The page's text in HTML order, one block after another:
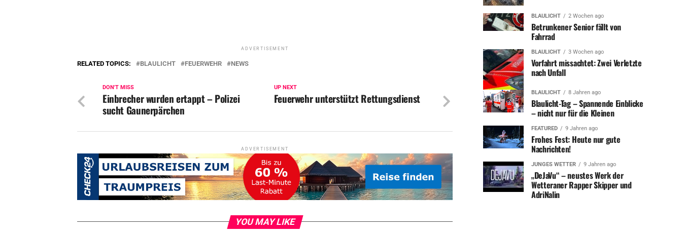
ADVERTISEMENT
RELATED TOPICS: BLAULICHT FEUERWEHR NEWS
UP NEXT
Feuerwehr unterstützt Rettungsdienst
DON'T MISS
Einbrecher wurden ertappt – Polizei
sucht Gaunerpärchen
ADVERTISEMENT
YOU MAY LIKE
BLAULICHT 2 Wochen ago
Betrunkener Senior fällt von
Fahrrad
BLAULICHT 3 Wochen ago
Vorfahrt missachtet: Zwei Verletzte
nach Unfall
BLAULICHT 8 Jahren ago
Blaulicht-Tag – Spannende Einblicke
– nicht nur für die Kleinen
FEATURED 9 Jahren ago
Frohes Fest: Heute nur gute
Nachrichten!
JUNGES WETTER 9 Jahren ago
„DeJaVu“ – neustes Werk der
Wetteraner Rapper Skipper und
AdriNalin